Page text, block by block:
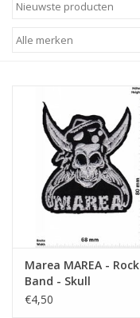
Patch II
Sleutelhanger
Sticker
Marea MAREA - Rock
Band - Skull
€4,50